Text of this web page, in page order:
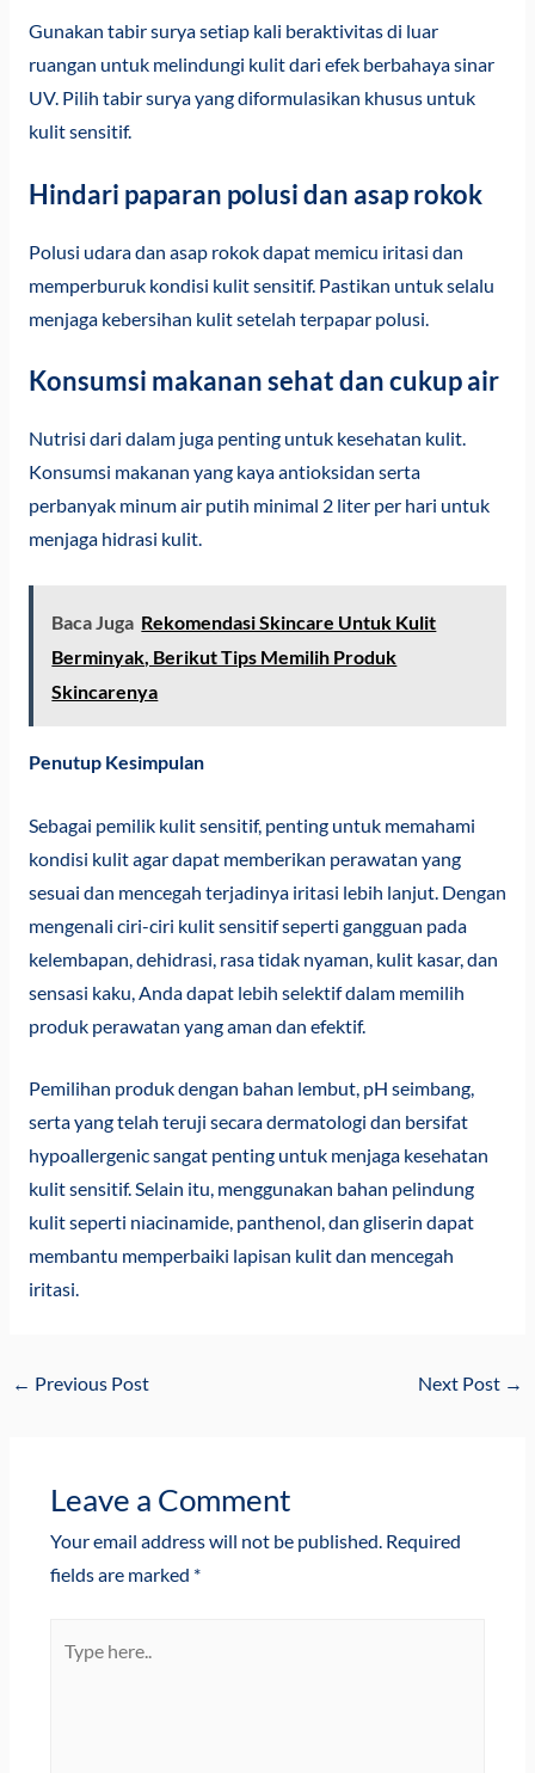
Gunakan tabir surya setiap kali beraktivitas di luar
ruangan untuk melindungi kulit dari efek berbahaya sinar
UV. Pilih tabir surya yang diformulasikan khusus untuk
kulit sensitif.
Hindari paparan polusi dan asap rokok
Polusi udara dan asap rokok dapat memicu iritasi dan
memperburuk kondisi kulit sensitif. Pastikan untuk selalu
menjaga kebersihan kulit setelah terpapar polusi.
Konsumsi makanan sehat dan cukup air
Nutrisi dari dalam juga penting untuk kesehatan kulit.
Konsumsi makanan yang kaya antioksidan serta
perbanyak minum air putih minimal 2 liter per hari untuk
menjaga hidrasi kulit.
Baca Juga Rekomendasi Skincare Untuk Kulit
Berminyak, Berikut Tips Memilih Produk
Skincarenya
Penutup Kesimpulan
Sebagai pemilik kulit sensitif, penting untuk memahami
kondisi kulit agar dapat memberikan perawatan yang
sesuai dan mencegah terjadinya iritasi lebih lanjut. Dengan
mengenali ciri-ciri kulit sensitif seperti gangguan pada
kelembapan, dehidrasi, rasa tidak nyaman, kulit kasar, dan
sensasi kaku, Anda dapat lebih selektif dalam memilih
produk perawatan yang aman dan efektif.
Pemilihan produk dengan bahan lembut, pH seimbang,
serta yang telah teruji secara dermatologi dan bersifat
hypoallergenic sangat penting untuk menjaga kesehatan
kulit sensitif. Selain itu, menggunakan bahan pelindung
kulit seperti niacinamide, panthenol, dan gliserin dapat
membantu memperbaiki lapisan kulit dan mencegah
iritasi.
← Previous Post Next Post →
Leave a Comment
Your email address will not be published. Required
fields are marked *